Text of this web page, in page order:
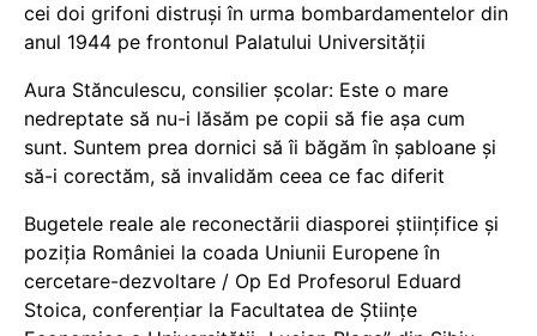
cei doi grifoni distruși în urma bombardamentelor din
anul 1944 pe frontonul Palatului Universității
Aura Stănculescu, consilier școlar: Este o mare
nedreptate să nu-i lăsăm pe copii să fie așa cum
sunt. Suntem prea dornici să îi băgăm în șabloane și
să-i corectăm, să invalidăm ceea ce fac diferit
Bugetele reale ale reconectării diasporei științifice și
poziția României la coada Uniunii Europene în
cercetare-dezvoltare / Op Ed Profesorul Eduard
Stoica, conferențiar la Facultatea de Științe